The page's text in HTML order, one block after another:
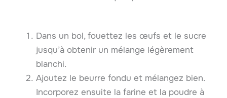
Dans un bol, fouettez les œufs et le sucre
jusqu’à obtenir un mélange légèrement
blanchi.
Ajoutez le beurre fondu et mélangez bien.
Incorporez ensuite la farine et la poudre à